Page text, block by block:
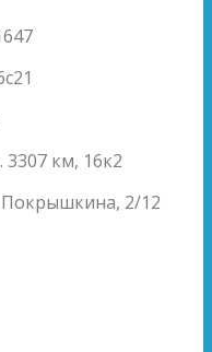
3307 км, 16к2
Покрышкина, 2/12